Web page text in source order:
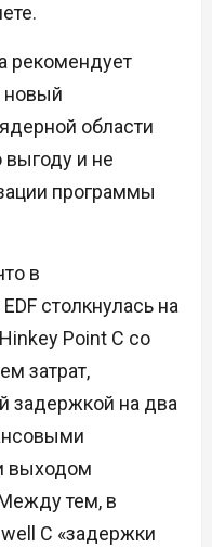
рекомендует
новый
области
и не
программы
в
столкнулась на
Point C со
затрат,
задержкой на два
выходом
тем, в
C «задержки